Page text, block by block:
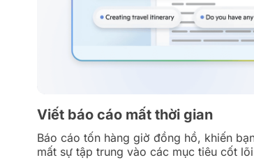
Viết báo cáo mất thời gian
Báo cáo tốn hàng giờ đồng hồ, khiến
mất sự tập trung vào các mục tiêu cốt